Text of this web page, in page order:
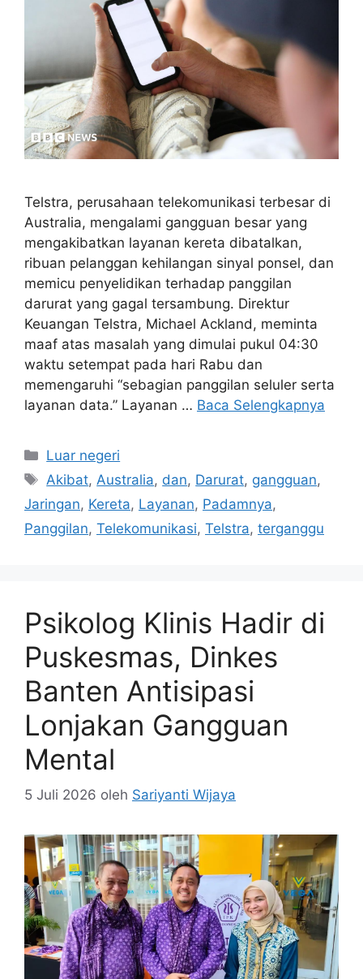
Telstra, perusahaan telekomunikasi terbesar di
Australia, mengalami gangguan besar yang
mengakibatkan layanan kereta dibatalkan,
ribuan pelanggan kehilangan sinyal ponsel, dan
memicu penyelidikan terhadap panggilan
darurat yang gagal tersambung. Direktur
Keuangan Telstra, Michael Ackland, meminta
maaf atas masalah yang dimulai pukul 04:30
waktu setempat pada hari Rabu dan
memengaruhi “sebagian panggilan seluler serta
layanan data.” Layanan … Baca Selengkapnya
Kategori
Luar negeri
Tag
Akibat, Australia, dan, Darurat, gangguan,
Jaringan, Kereta, Layanan, Padamnya,
Panggilan, Telekomunikasi, Telstra, terganggu
Psikolog Klinis Hadir di
Puskesmas, Dinkes
Banten Antisipasi
Lonjakan Gangguan
Mental
5 Juli 2026 oleh Sariyanti Wijaya